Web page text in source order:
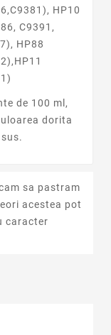
HP10
C9391,
HP88
de 100 ml,
dorita
sa pastram
acestea pot
caracter